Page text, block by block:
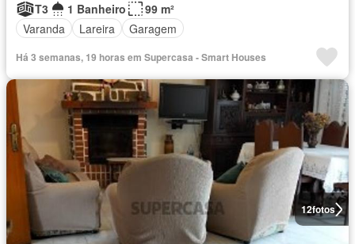
T3
1 Banheiro
99 m²
Varanda
Lareira Garagem
Há 3 semanas, 19 horas em Supercasa - Smart Houses
12fotos